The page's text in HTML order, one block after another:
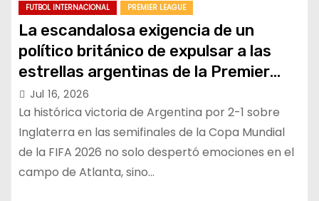
FUTBOL INTERNACIONAL PREMIER LEAGUE
La escandalosa exigencia de un
político británico de expulsar a las
estrellas argentinas de la Premier
League
Jul 16, 2026
La histórica victoria de Argentina por 2-1 sobre
Inglaterra en las semifinales de la Copa Mundial
de la FIFA 2026 no solo despertó emociones en el
campo de Atlanta, sino…